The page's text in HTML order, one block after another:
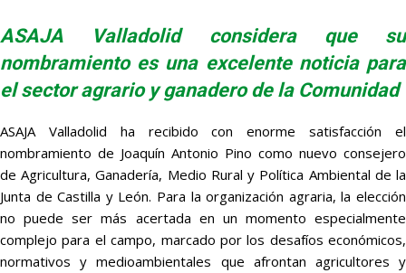
ASAJA Valladolid considera que su
nombramiento es una excelente noticia para
el sector agrario y ganadero de la Comunidad
ASAJA Valladolid ha recibido con enorme satisfacción el
nombramiento de Joaquín Antonio Pino como nuevo consejero
de Agricultura, Ganadería, Medio Rural y Política Ambiental de la
Junta de Castilla y León. Para la organización agraria, la elección
no puede ser más acertada en un momento especialmente
complejo para el campo, marcado por los desafíos económicos,
normativos y medioambientales que afrontan agricultores y